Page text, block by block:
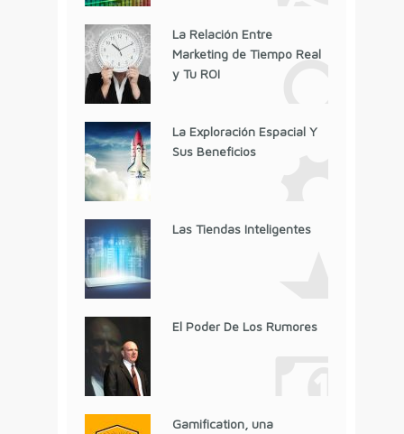
La Relación Entre
Marketing de Tiempo Real
y Tu ROI
La Exploración Espacial Y
Sus Beneficios
Las Tiendas Inteligentes
El Poder De Los Rumores
Gamification, una